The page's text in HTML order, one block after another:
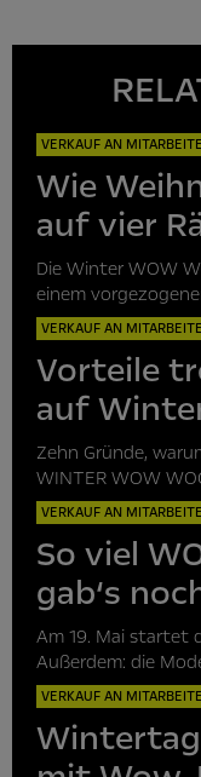
VERKAUF AN
Wie
auf vier
Die Winter WOW
einem
VERKAUF AN
Vorteile
auf
Zehn Gründe,
WINTER WOW
VERKAUF AN
So viel
gab‘s
Am 19. Mai startet
Außerdem: die
VERKAUF AN